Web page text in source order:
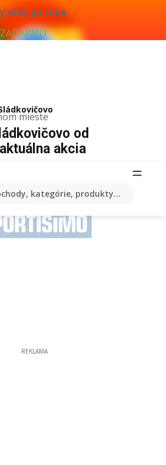
vždy po ruke
mieste
kategórie, produkty...
od
akcia
REKLAMA